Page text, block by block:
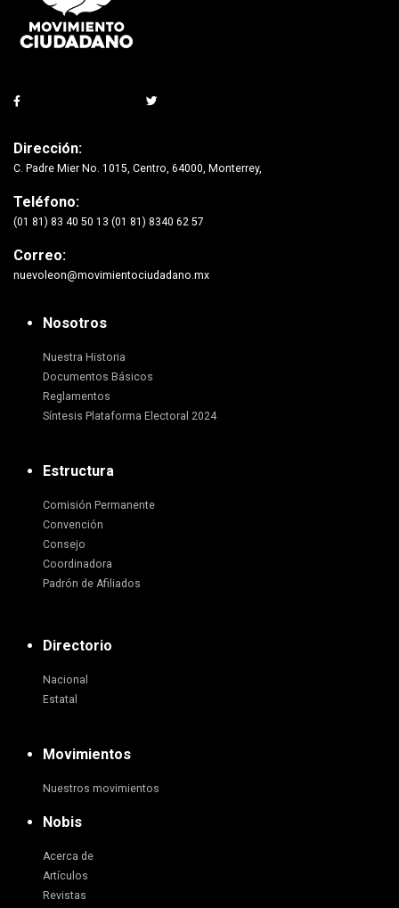
Dirección:
C. Padre Mier No. 1015, Centro, 64000, Monterrey,
Teléfono:
(01 81) 83 40 50 13 (01 81) 8340 62 57
Correo:
nuevoleon@movimientociudadano.mx
Nosotros
Nuestra Historia
Documentos Básicos
Reglamentos
Síntesis Plataforma Electoral 2024
Estructura
Comisión Permanente
Convención
Consejo
Coordinadora
Padrón de Afiliados
Directorio
Nacional
Estatal
Movimientos
Nuestros movimientos
Nobis
Acerca de
Artículos
Revistas